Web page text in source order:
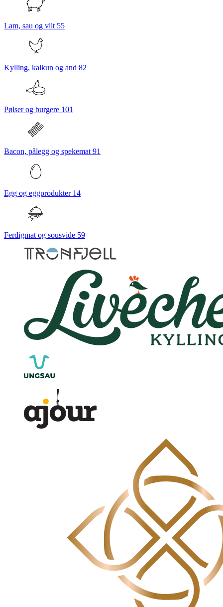
Lam, sau og vilt 55
Kylling, kalkun og and 82
Pølser og burgere 101
Bacon, pålegg og spekemat 91
Egg og eggprodukter 14
Ferdigmat og sousvide 59